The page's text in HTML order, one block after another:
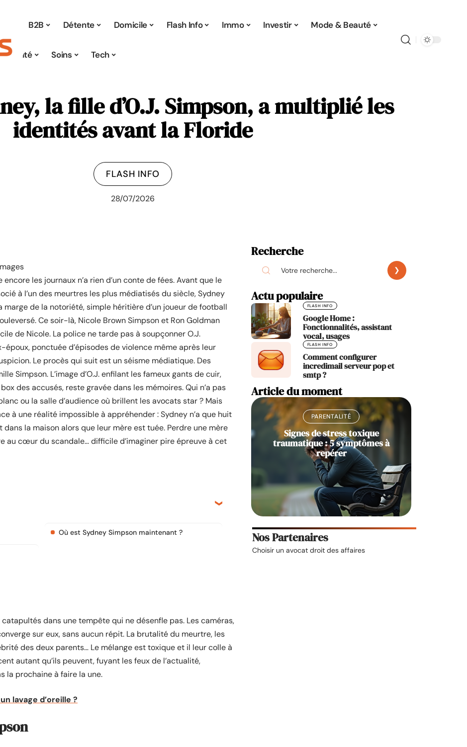
B2B Détente Domicile Flash Info Immo Investir Mode & Beauté
Soins Tech
la fille d’O.J. Simpson, a multiplié les
identités avant la Floride
FLASH INFO
28/07/2026
les journaux n’a rien d’un conte de fées. Avant que le
à l’un des meurtres les plus médiatisés du siècle, Sydney
marge de la notoriété, simple héritière d’un joueur de football
Ce soir-là, Nicole Brown Simpson et Ron Goldman
de Nicole. La police ne tarde pas à soupçonner O.J.
ponctuée d’épisodes de violence même après leur
Le procès qui suit est un séisme médiatique. Des
Simpson. L’image d’O.J. enfilant les fameux gants de cuir,
des accusés, reste gravée dans les mémoires. Qui n’a pas
ou la salle d’audience où brillent les avocats star ? Mais
à une réalité impossible à appréhender : Sydney n’a que huit
la maison alors que leur mère est tuée. Perdre une mère
au cœur du scandale… difficile d’imaginer pire épreuve à cet
Où est Sydney Simpson maintenant ?
dans une tempête qui ne désenfle pas. Les caméras,
sur eux, sans aucun répit. La brutalité du meurtre, les
des deux parents… Le mélange est toxique et il leur colle à
autant qu’ils peuvent, fuyant les feux de l’actualité,
la prochaine à faire la une.
lavage d’oreille ?
Recherche
Actu populaire
FLASH INFO
Google Home :
Fonctionnalités, assistant
vocal, usages
FLASH INFO
Comment configurer
incredimail serveur pop et
smtp ?
Article du moment
PARENTALITÉ
Signes de stress toxique
traumatique : 5 symptômes à
repérer
Nos Partenaires
Choisir un avocat droit des affaires